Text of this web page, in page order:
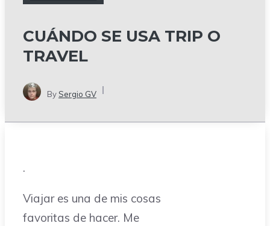
CUÁNDO SE USA TRIP O
TRAVEL
By Sergio GV
.
Viajar es una de mis cosas
favoritas de hacer. Me